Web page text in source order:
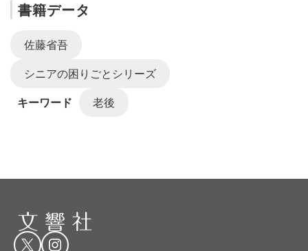
書籍データ
佐藤省吾
シニアの困りごとシリーズ
キーワード 老後